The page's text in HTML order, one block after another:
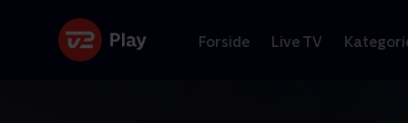
Forside Live TV